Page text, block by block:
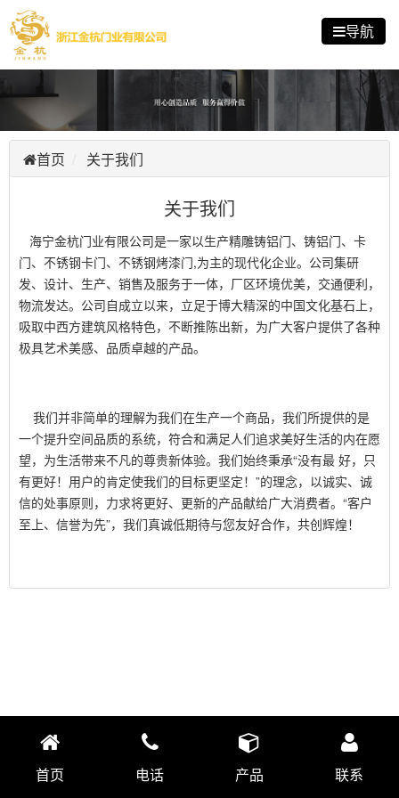
导航
首页 关于我们
关于我们
海宁金杭门业有限公司是一家以生产精雕铸铝门、铸铝门、卡
门、不锈钢卡门、不锈钢烤漆门,为主的现代化企业。公司集研
发、设计、生产、销售及服务于一体，厂区环境优美，交通便利，
物流发达。公司自成立以来，立足于博大精深的中国文化基石上，
吸取中西方建筑风格特色，不断推陈出新，为广大客户提供了各种
极具艺术美感、品质卓越的产品。
我们并非简单的理解为我们在生产一个商品，我们所提供的是
一个提升空间品质的系统，符合和满足人们追求美好生活的内在愿
望，为生活带来不凡的尊贵新体验。我们始终秉承“没有最 好，只
有更好！用户的肯定使我们的目标更坚定！”的理念，以诚实、诚
信的处事原则，力求将更好、更新的产品献给广大消费者。“客户
至上、信誉为先”，我们真诚低期待与您友好合作，共创辉煌！
首页 电话 产品 联系